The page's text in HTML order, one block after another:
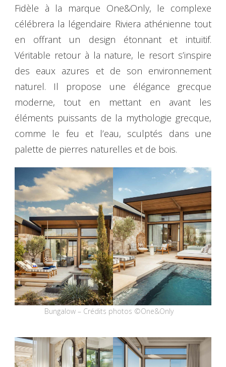
Fidèle à la marque One&Only, le complexe
célébrera la légendaire Riviera athénienne tout
en offrant un design étonnant et intuitif.
Véritable retour à la nature, le resort s’inspire
des eaux azures et de son environnement
naturel. Il propose une élégance grecque
moderne, tout en mettant en avant les
éléments puissants de la mythologie grecque,
comme le feu et l’eau, sculptés dans une
palette de pierres naturelles et de bois.
Bungalow – Crédits photos ©One&Only